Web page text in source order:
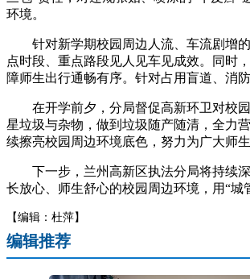
环境。
针对新学期校园周边人流、车流剧增的
点时段、重点路段见人见车见成效。同时
障师生出行通畅有序。针对占用盲道、消
在开学前夕，分局督促高新环卫对校园
星垃圾与杂物，做到垃圾随产随清，全力
续擦亮校园周边环境底色，努力为广大师
下一步，兰州高新区执法分局将持续深
长放心、师生舒心的校园周边环境，用“
【编辑：杜萍】
编辑推荐